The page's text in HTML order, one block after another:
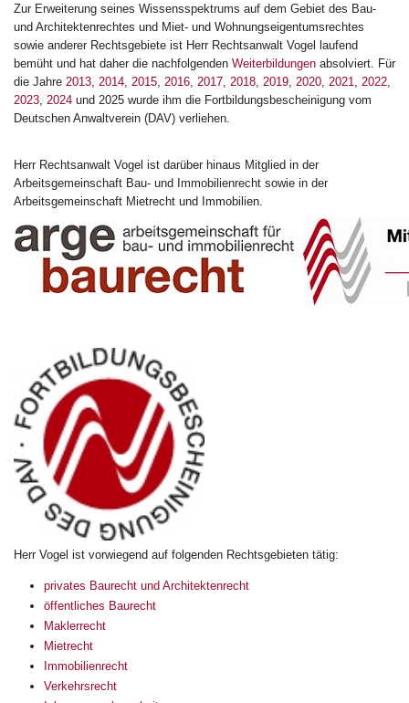
Zur Erweiterung seines Wissensspektrums auf dem Gebiet des Bau-
und Architektenrechtes und Miet- und Wohnungseigentumsrechtes
sowie anderer Rechtsgebiete ist Herr Rechtsanwalt Vogel laufend
bemüht und hat daher die nachfolgenden Weiterbildungen absolviert. Für
die Jahre 2013 2014 2015 2016 2017 2018 2019 2020 2021 2022
2023 2024 und 2025 wurde ihm die Fortbildungsbescheinigung vom
Deutschen Anwaltverein (DAV) verliehen.
Herr Rechtsanwalt Vogel ist darüber hinaus Mitglied in der
Arbeitsgemeinschaft Bau- und Immobilienrecht sowie in der
Arbeitsgemeinschaft Mietrecht und Immobilien.
Herr Vogel ist vorwiegend auf folgenden Rechtsgebieten tätig:
privates Baurecht und Architektenrecht
öffentliches Baurecht
Maklerrecht
Mietrecht
Immobilienrecht
Verkehrsrecht